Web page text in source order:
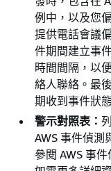
例中，以及您
提供電話會議
件期間建立事
時間間隔，以
絡人聯絡。最
期收到事件狀
警示對照表：
AWS 事件偵測
參閱 AWS 事